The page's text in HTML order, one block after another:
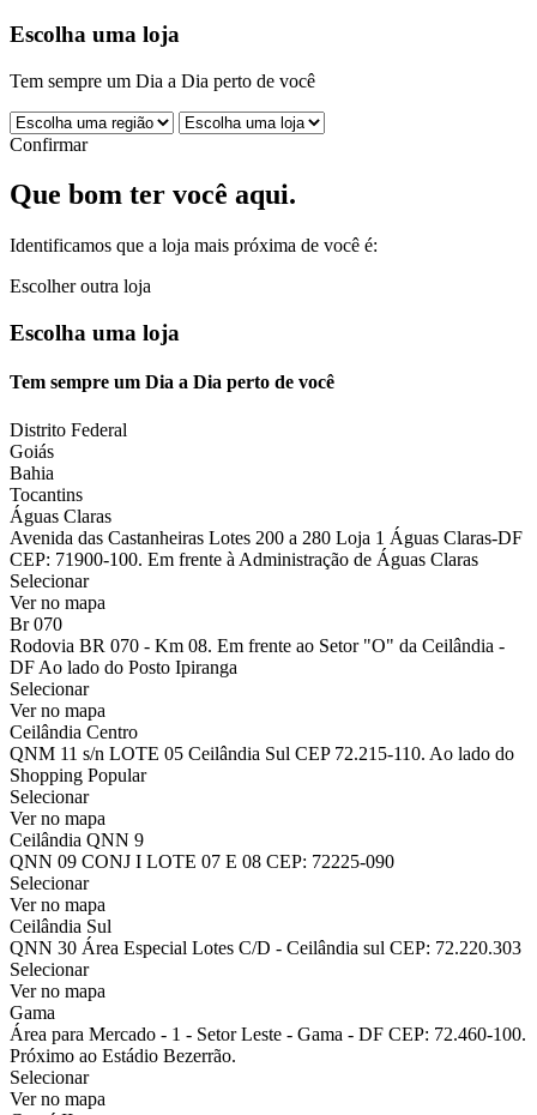
Escolha uma loja
Tem sempre um Dia a Dia perto de você
Confirmar
Que bom ter você aqui.
Identificamos que a loja mais próxima de você é:
Escolher outra loja
Escolha uma loja
Tem sempre um Dia a Dia perto de você
Distrito Federal
Goiás
Bahia
Tocantins
Águas Claras
Avenida das Castanheiras Lotes 200 a 280 Loja 1 Águas Claras-DF
CEP: 71900-100. Em frente à Administração de Águas Claras
Selecionar
Ver no mapa
Br 070
Rodovia BR 070 - Km 08. Em frente ao Setor "O" da Ceilândia -
DF Ao lado do Posto Ipiranga
Selecionar
Ver no mapa
Ceilândia Centro
QNM 11 s/n LOTE 05 Ceilândia Sul CEP 72.215-110. Ao lado do
Shopping Popular
Selecionar
Ver no mapa
Ceilândia QNN 9
QNN 09 CONJ I LOTE 07 E 08 CEP: 72225-090
Selecionar
Ver no mapa
Ceilândia Sul
QNN 30 Área Especial Lotes C/D - Ceilândia sul CEP: 72.220.303
Selecionar
Ver no mapa
Gama
Área para Mercado - 1 - Setor Leste - Gama - DF CEP: 72.460-100.
Próximo ao Estádio Bezerrão.
Selecionar
Ver no mapa